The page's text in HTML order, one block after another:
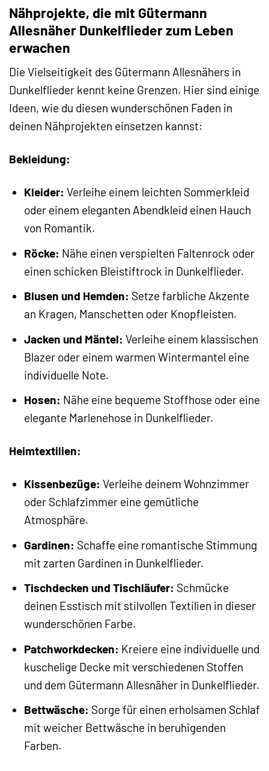
Nähprojekte, die mit Gütermann
Allesnäher Dunkelflieder zum Leben
erwachen
Die Vielseitigkeit des Gütermann Allesnähers in
Dunkelflieder kennt keine Grenzen. Hier sind einige
Ideen, wie du diesen wunderschönen Faden in
deinen Nähprojekten einsetzen kannst:
Bekleidung:
Kleider: Verleihe einem leichten Sommerkleid
oder einem eleganten Abendkleid einen Hauch
von Romantik.
Röcke: Nähe einen verspielten Faltenrock oder
einen schicken Bleistiftrock in Dunkelflieder.
Blusen und Hemden: Setze farbliche Akzente
an Kragen, Manschetten oder Knopfleisten.
Jacken und Mäntel: Verleihe einem klassischen
Blazer oder einem warmen Wintermantel eine
individuelle Note.
Hosen: Nähe eine bequeme Stoffhose oder eine
elegante Marlenehose in Dunkelflieder.
Heimtextilien:
Kissenbezüge: Verleihe deinem Wohnzimmer
oder Schlafzimmer eine gemütliche
Atmosphäre.
Gardinen: Schaffe eine romantische Stimmung
mit zarten Gardinen in Dunkelflieder.
Tischdecken und Tischläufer: Schmücke
deinen Esstisch mit stilvollen Textilien in dieser
wunderschönen Farbe.
Patchworkdecken: Kreiere eine individuelle und
kuschelige Decke mit verschiedenen Stoffen
und dem Gütermann Allesnäher in Dunkelflieder.
Bettwäsche: Sorge für einen erholsamen Schlaf
mit weicher Bettwäsche in beruhigenden
Farben.